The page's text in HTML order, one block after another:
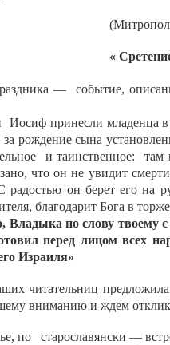
«
—
событие,
Иосиф принесли младенца
за рождение сына
и таинственное:
там
что он не увидит
он берет его на
благодарит Бога в
Владыка по слову твоему
перед лицом всех
Израиля»
читательниц предложила
вниманию и ждем
по
старославянски —